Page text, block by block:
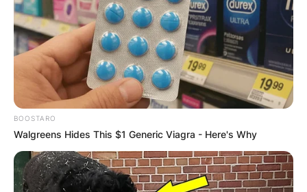
BOOSTARO
Walgreens Hides This $1 Generic Viagra - Here's Why